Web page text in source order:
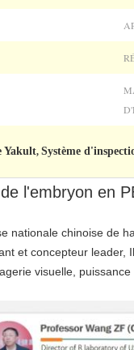
Yakult, Système
l'embryon en
nationale chinoise de
et concepteur
visuelle,